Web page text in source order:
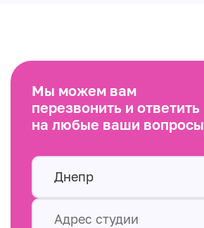
Мы можем вам
перезвонить и ответить
на любые ваши вопросы
Днепр
Адрес студии